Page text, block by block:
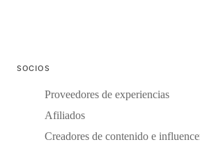
SOCIOS
Proveedores de experiencias
Afiliados
Creadores de contenido e